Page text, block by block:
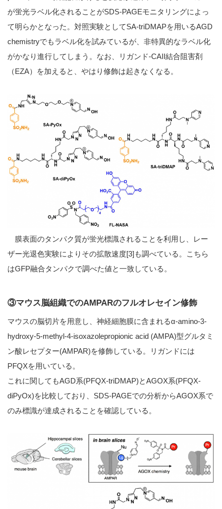
が蛍光ラベル化されることがSDS-PAGEモニタリングによっ
て明らかとなった。対照実験としてSA-triDMAPを用いるAGD
chemistryでもラベル化を試みているが、非特異的なラベル化
がかなり進行してしまう。なお、リガンド-CAII結合阻害剤
（EZA）を加えると、やはり修飾は起きなくなる。
膜表面のタンパク質が蛍光標識されることを利用し、レー
ザー光退色実験によりその拡散速度[3]も調べている。こちら
はGFP融合タンパクで調べた値と一致している。
③マウス脳組織でのAMPARのフルオレセイン修飾
マウスの脳切片を用意し、神経細胞膜に含まれるα-amino-3-
hydroxy-5-methyl-4-isoxazolepropionic acid (AMPA)型グルタミ
ン酸レセプター(AMPAR)を修飾している。リガンドには
PFQXを用いている。
これに関してもAGD系(PFQX-triDMAP)とAGOX系(PFQX-
diPyOx)を比較しており、SDS-PAGEでの分析からAGOX系で
のみ標識が達成されることを確認している。